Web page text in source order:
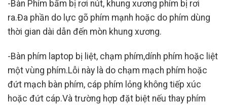
-Bàn Phím bấm bị rơi nút, khung xương phím bị rơi
ra.Đa phần do lực gõ phím mạnh hoặc do phím dùng
thời gian dài dẫn đến mòn khung xương.
-Bàn phím laptop bị liệt, chạm phím,dính phím hoặc liệt
một vùng phím.Lỗi này là do chạm mạch phím hoặc
đứt mạch bàn phím, cáp phím lỏng không tiếp xúc
hoặc đứt cáp.Và trường hợp đặt biệt nếu thay phím